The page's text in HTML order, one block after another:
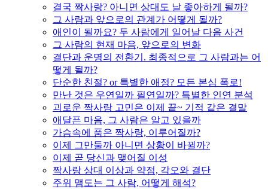
결국 짝사랑? 아니면 상대도 날 좋아하게 될까?
그 사람과 앞으로의 관계가 어떻게 될까?
애인이 될까요? 두 사람에게 일어날 다음 사건
그 사람의 현재 마음, 앞으로의 변화
결단과 운명의 전환기. 최종적으로 그 사람과는 어
떻게 될까?
단순한 친절? or 특별한 애정? 모든 본심 폭로!
만난 것은 우연일까 필연일까? 특별한 인연 분석
괴로운 짝사랑 고민은 이제 끝~ 기적 같은 결말
애달픈 마음, 그 사람은 알고 있을까
가슴속에 품은 짝사랑, 이루어질까?
이제 그만둘까 아니면 상황이 바뀔까?
이제 곧 당신과 맺어질 이성
짝사랑 상대 이상과 약점, 각오와 결단
주위 맴도는 그 사람, 어떻게 해석?